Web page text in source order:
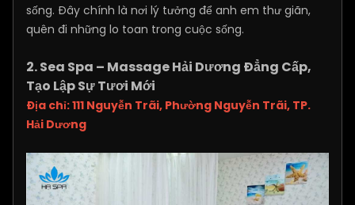
sống. Đây chính là nơi lý tưởng để anh em thư giãn,
quên đi những lo toan trong cuộc sống.
2. Sea Spa – Massage Hải Dương Đẳng Cấp,
Tạo Lập Sự Tươi Mới
Địa chỉ: 111 Nguyễn Trãi, Phường Nguyễn Trãi, TP.
Hải Dương